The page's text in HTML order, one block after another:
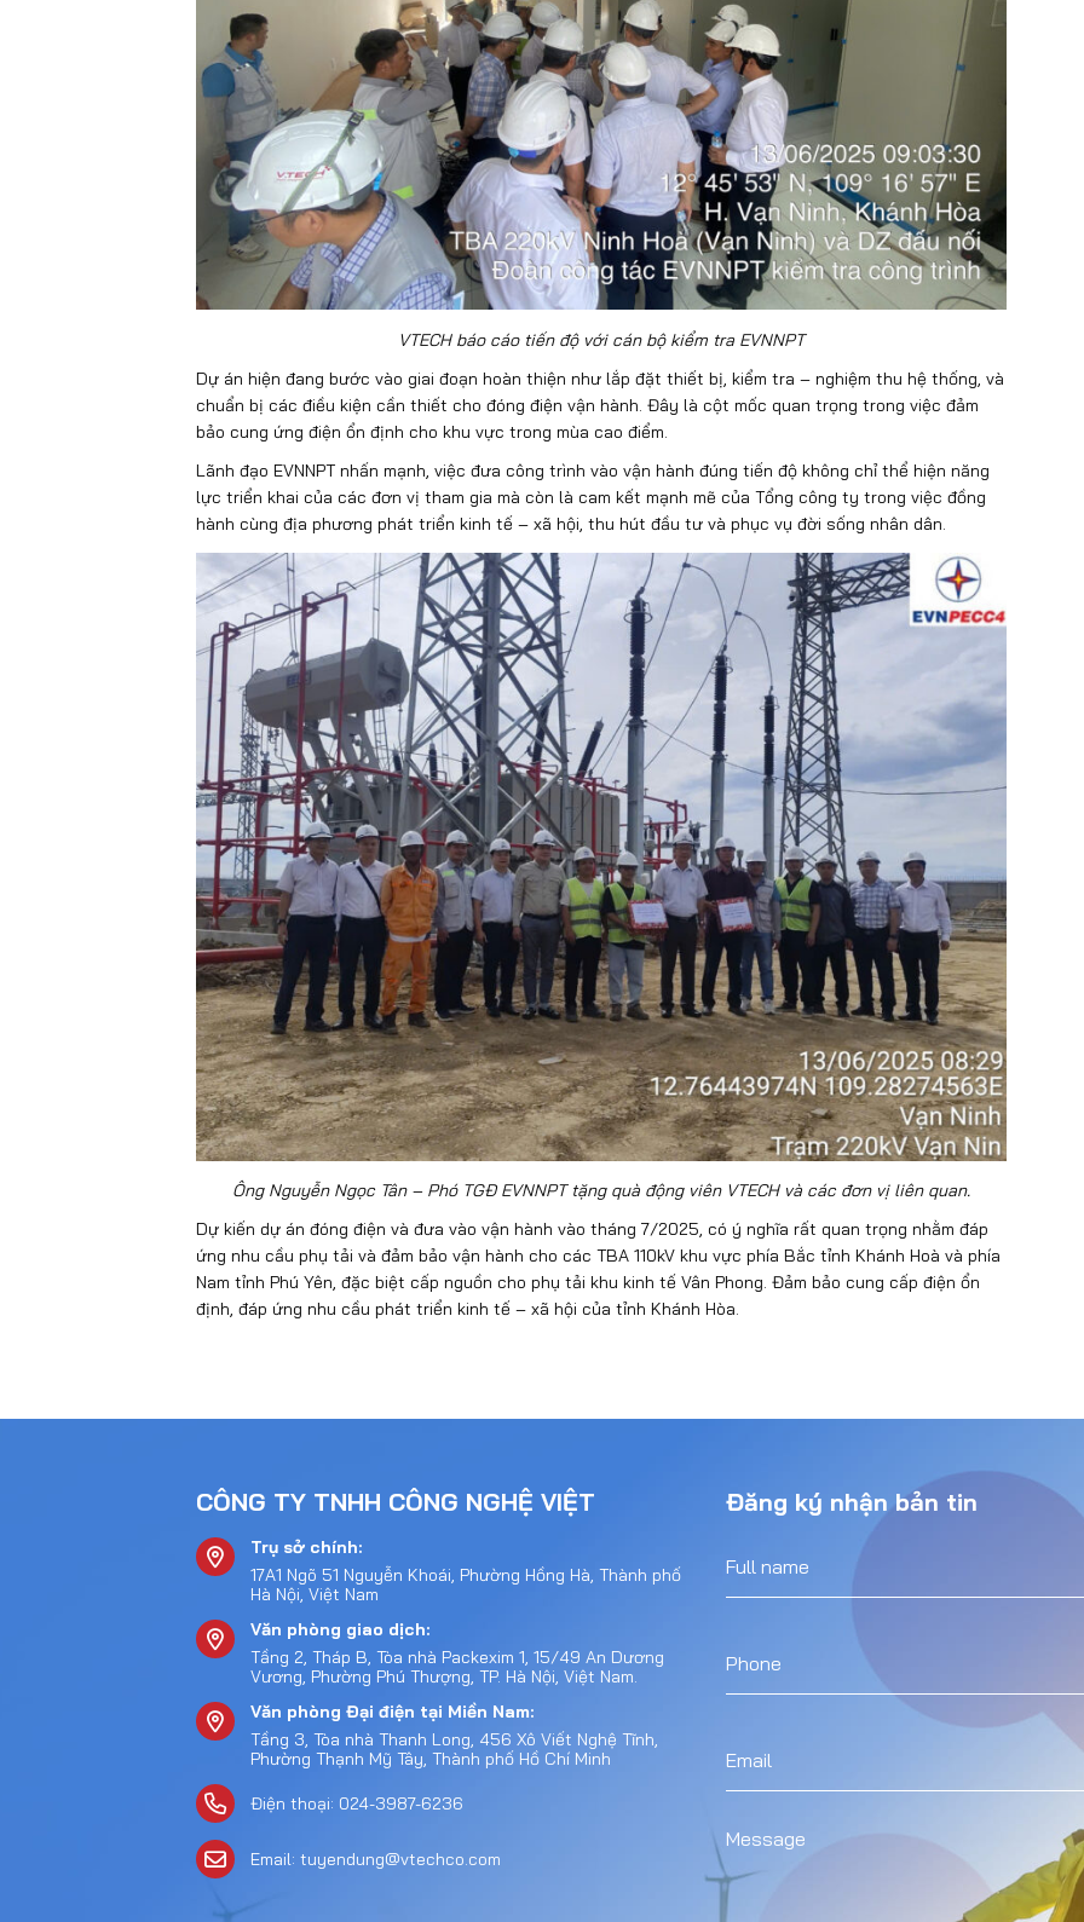
VTECH báo cáo tiến độ với cán bộ kiểm tra EVNNPT
Dự án hiện đang bước vào giai đoạn hoàn thiện như lắp đặt thiết bị, kiểm tra – nghiệm thu hệ thống, và
chuẩn bị các điều kiện cần thiết cho đóng điện vận hành. Đây là cột mốc quan trọng trong việc đảm
bảo cung ứng điện ổn định cho khu vực trong mùa cao điểm.
Lãnh đạo EVNNPT nhấn mạnh, việc đưa công trình vào vận hành đúng tiến độ không chỉ thể hiện năng
lực triển khai của các đơn vị tham gia mà còn là cam kết mạnh mẽ của Tổng công ty trong việc đồng
hành cùng địa phương phát triển kinh tế – xã hội, thu hút đầu tư và phục vụ đời sống nhân dân.
Ông Nguyễn Ngọc Tân – Phó TGĐ EVNNPT tặng quà động viên VTECH và các đơn vị liên quan.
Dự kiến dự án đóng điện và đưa vào vận hành vào tháng 7/2025, có ý nghĩa rất quan trọng nhằm đáp
ứng nhu cầu phụ tải và đảm bảo vận hành cho các TBA 110kV khu vực phía Bắc tỉnh Khánh Hoà và phía
Nam tỉnh Phú Yên, đặc biệt cấp nguồn cho phụ tải khu kinh tế Vân Phong. Đảm bảo cung cấp điện ổn
định, đáp ứng nhu cầu phát triển kinh tế – xã hội của tỉnh Khánh Hòa.
CÔNG TY TNHH CÔNG NGHỆ VIỆT
Trụ sở chính:
17A1 Ngõ 51 Nguyễn Khoái, Phường Hồng Hà, Thành phố
Hà Nội, Việt Nam
Văn phòng giao dịch:
Tầng 2, Tháp B, Tòa nhà Packexim 1, 15/49 An Dương
Vương, Phường Phú Thượng, TP. Hà Nội, Việt Nam.
Văn phòng Đại điện tại Miền Nam:
Tầng 3, Tòa nhà Thanh Long, 456 Xô Viết Nghệ Tĩnh,
Phường Thạnh Mỹ Tây, Thành phố Hồ Chí Minh
Điện thoại: 024-3987-6236
Email: tuyendung@vtechco.com
Đăng ký nhận bản tin